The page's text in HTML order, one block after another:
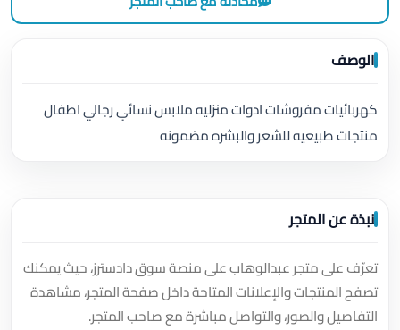
الوصف
كهربائيات مفروشات ادوات منزليه ملابس نسائي رجالي اطفال
منتجات طبيعيه للشعر والبشره مضمونه
نبذة عن المتجر
تعرّف على متجر عبدالوهاب على منصة سوق دادسترز، حيث يمكنك
تصفح المنتجات والإعلانات المتاحة داخل صفحة المتجر، مشاهدة
التفاصيل والصور، والتواصل مباشرة مع صاحب المتجر.